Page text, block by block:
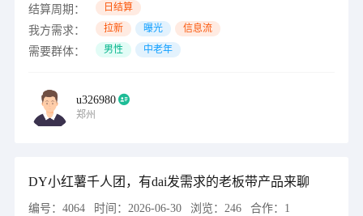
结算周期： 日结算
我方需求： 拉新 曝光 信息流
需要群体： 男性 中老年
u326980
郑州
DY小红薯千人团，有dai发需求的老板带产品来聊
编号： 4064 时间： 2026-06-30 浏览： 246 合作： 1